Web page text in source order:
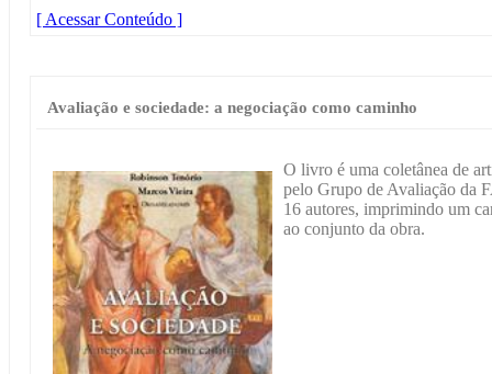
[ Acessar Conteúdo ]
Avaliação e sociedade: a negociação como caminho
O livro é uma coletânea de
pelo Grupo de Avaliação da
16 autores, imprimindo um
ao conjunto da obra.